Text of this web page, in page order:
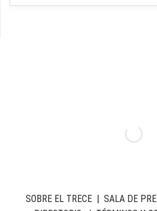
SOBRE EL TRECE| SALA DE